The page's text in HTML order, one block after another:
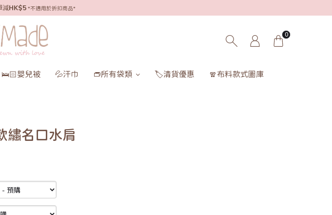
減HK$5 *不適用於折扣商品*
0
🛌🏻嬰兒被 💦汗巾 👝所有袋類 🏷️清貨優惠 🧣布料款式圖庫
繡名口水肩